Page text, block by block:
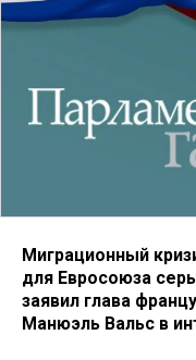
Миграционный
для Евросоюза
заявил глава
Манюэль Вальс в